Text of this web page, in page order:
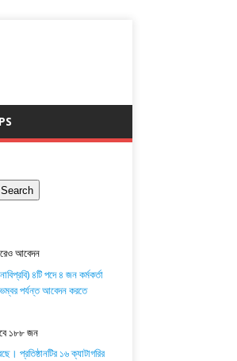
Search
আবেদন
৪টি পদে ৪ জন কর্মকর্তা
পর্যন্ত আবেদন করতে
১৮৮ জন
প্রতিষ্ঠানটির ১৬ ক্যাটাগরির